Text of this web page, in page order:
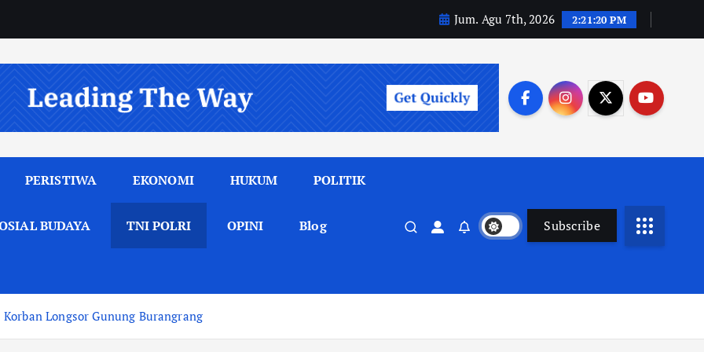
Jum. Agu 7th, 2026 2:21:21 PM
PERISTIWA EKONOMI HUKUM POLITIK
BUDAYA TNI POLRI OPINI Blog Subscribe
Longsor Gunung Burangrang